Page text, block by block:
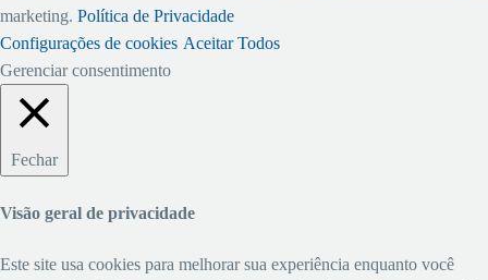
marketing. Política de Privacidade
Configurações de cookies Aceitar Todos
Gerenciar consentimento
Fechar
Visão geral de privacidade
Este site usa cookies para melhorar sua experiência enquanto você